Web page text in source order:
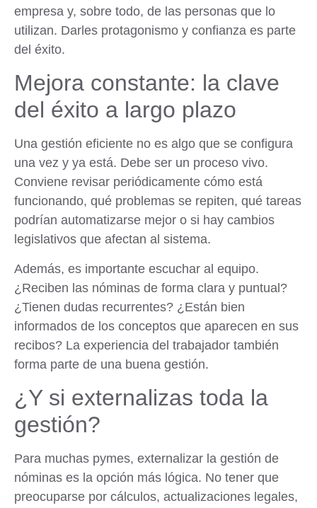
empresa y, sobre todo, de las personas que lo
utilizan. Darles protagonismo y confianza es parte
del éxito.
Mejora constante: la clave
del éxito a largo plazo
Una gestión eficiente no es algo que se configura
una vez y ya está. Debe ser un proceso vivo.
Conviene revisar periódicamente cómo está
funcionando, qué problemas se repiten, qué tareas
podrían automatizarse mejor o si hay cambios
legislativos que afectan al sistema.
Además, es importante escuchar al equipo.
¿Reciben las nóminas de forma clara y puntual?
¿Tienen dudas recurrentes? ¿Están bien
informados de los conceptos que aparecen en sus
recibos? La experiencia del trabajador también
forma parte de una buena gestión.
¿Y si externalizas toda la
gestión?
Para muchas pymes, externalizar la gestión de
nóminas es la opción más lógica. No tener que
preocuparse por cálculos, actualizaciones legales,